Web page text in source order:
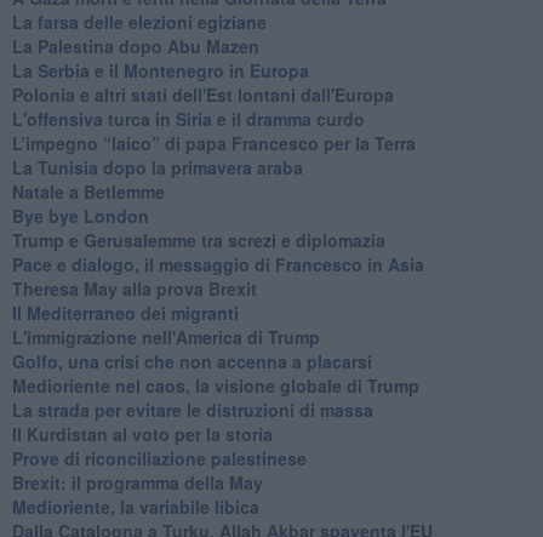
La farsa delle elezioni egiziane
La Palestina dopo Abu Mazen
La Serbia e il Montenegro in Europa
Polonia e altri stati dell'Est lontani dall'Europa
L'offensiva turca in Siria e il dramma curdo
L’impegno “laico” di papa Francesco per la Terra
La Tunisia dopo la primavera araba
Natale a Betlemme
Bye bye London
Trump e Gerusalemme tra screzi e diplomazia
Pace e dialogo, il messaggio di Francesco in Asia
Theresa May alla prova Brexit
Il Mediterraneo dei migranti
L'immigrazione nell'America di Trump
Golfo, una crisi che non accenna a placarsi
Medioriente nel caos, la visione globale di Trump
La strada per evitare le distruzioni di massa
Il Kurdistan al voto per la storia
Prove di riconciliazione palestinese
Brexit: il programma della May
Medioriente, la variabile libica
Dalla Catalogna a Turku, Allah Akbar spaventa l'EU